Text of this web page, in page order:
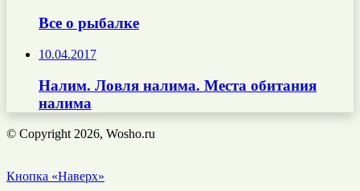
Все о рыбалке
10.04.2017
Налим. Ловля налима. Места обитания
налима
© Copyright 2026, Wosho.ru
Кнопка «Наверх»